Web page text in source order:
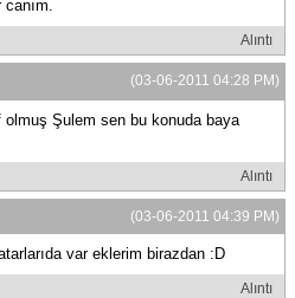
Alıntı
(03-06-2011 04:28 PM)
Şulem sen bu konuda baya
Alıntı
(03-06-2011 04:39 PM)
var eklerim birazdan :D
Alıntı